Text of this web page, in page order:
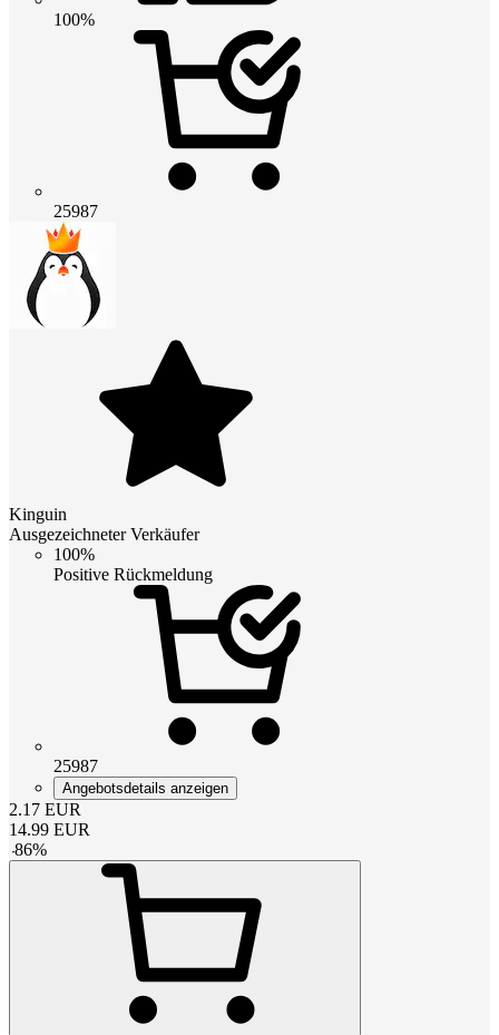
100%
25987
Kinguin
Ausgezeichneter Verkäufer
100%
Positive Rückmeldung
25987
Angebotsdetails anzeigen
2.17 EUR
14.99 EUR
-86%